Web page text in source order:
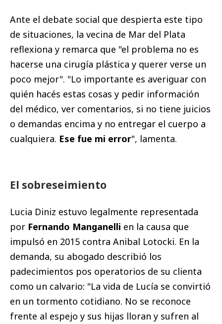
Ante el debate social que despierta este tipo
de situaciones, la vecina de Mar del Plata
reflexiona y remarca que "el problema no es
hacerse una cirugía plástica y querer verse un
poco mejor". "Lo importante es averiguar con
quién hacés estas cosas y pedir información
del médico, ver comentarios, si no tiene juicios
o demandas encima y no entregar el cuerpo a
cualquiera. Ese fue mi error", lamenta.
El sobreseimiento
Lucia Diniz estuvo legalmente representada
por Fernando Manganelli en la causa que
impulsó en 2015 contra Anibal Lotocki. En la
demanda, su abogado describió los
padecimientos pos operatorios de su clienta
como un calvario: "La vida de Lucía se convirtió
en un tormento cotidiano. No se reconoce
frente al espejo y sus hijas lloran y sufren al